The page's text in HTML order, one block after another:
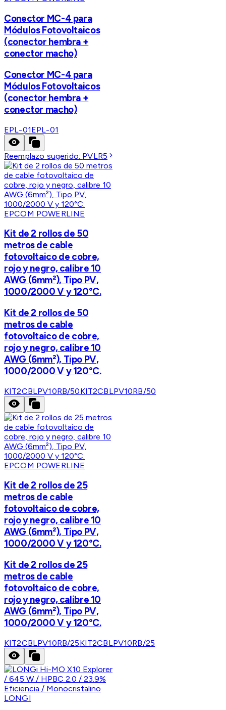
Conector MC-4 para
Módulos Fotovoltaicos
(conector hembra +
conector macho)
Conector MC-4 para
Módulos Fotovoltaicos
(conector hembra +
conector macho)
EPL-01EPL-01
Reemplazo sugerido: PVLR5
EPCOM POWERLINE
Kit de 2 rollos de 50
metros de cable
fotovoltaico de cobre,
rojo y negro, calibre 10
AWG (6mm²), Tipo PV,
1000/2000 V y 120°C.
Kit de 2 rollos de 50
metros de cable
fotovoltaico de cobre,
rojo y negro, calibre 10
AWG (6mm²), Tipo PV,
1000/2000 V y 120°C.
KIT2CBLPV10RB/50KIT2CBLPV10RB/50
EPCOM POWERLINE
Kit de 2 rollos de 25
metros de cable
fotovoltaico de cobre,
rojo y negro, calibre 10
AWG (6mm²), Tipo PV,
1000/2000 V y 120°C.
Kit de 2 rollos de 25
metros de cable
fotovoltaico de cobre,
rojo y negro, calibre 10
AWG (6mm²), Tipo PV,
1000/2000 V y 120°C.
KIT2CBLPV10RB/25KIT2CBLPV10RB/25
LONGI